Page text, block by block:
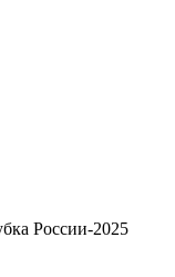
России-2025